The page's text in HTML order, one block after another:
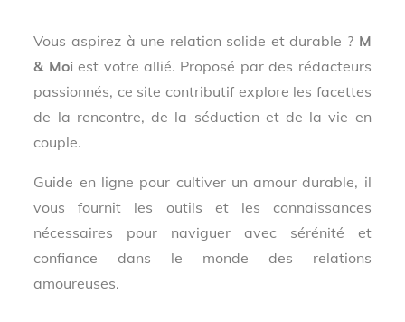
Vous aspirez à une relation solide et durable ? M
& Moiest votre allié. Proposé par des rédacteurs
passionnés, ce site contributif explore les facettes
de la rencontre, de la séduction et de la vie en
couple.
Guide en ligne pour cultiver un amour durable, il
vous fournit les outils et les connaissances
nécessaires pour naviguer avec sérénité et
confiance dans le monde des relations
amoureuses.